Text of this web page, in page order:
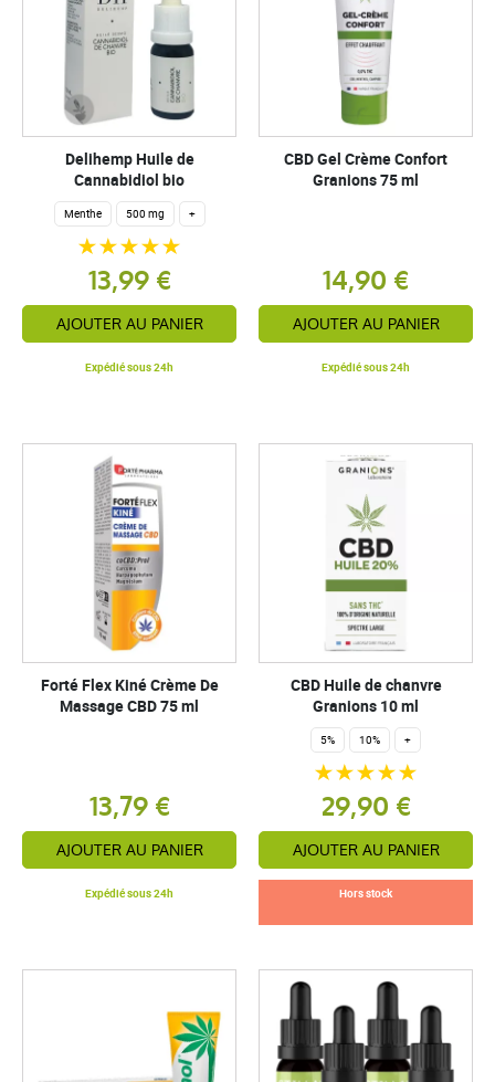
Delihemp Huile de
Cannabidiol bio
Menthe 500 mg +
13,99 €
AJOUTER AU PANIER
Expédié sous 24h
CBD Gel Crème Confort
Granions 75 ml
14,90 €
AJOUTER AU PANIER
Expédié sous 24h
Forté Flex Kiné Crème De
Massage CBD 75 ml
13,79 €
AJOUTER AU PANIER
Expédié sous 24h
CBD Huile de chanvre
Granions 10 ml
5% 10% +
29,90 €
AJOUTER AU PANIER
Hors stock